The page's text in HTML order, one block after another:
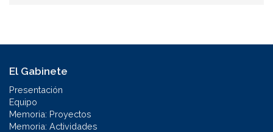
El Gabinete
Presentación
Equipo
Memoria: Proyectos
Memoria: Actividades